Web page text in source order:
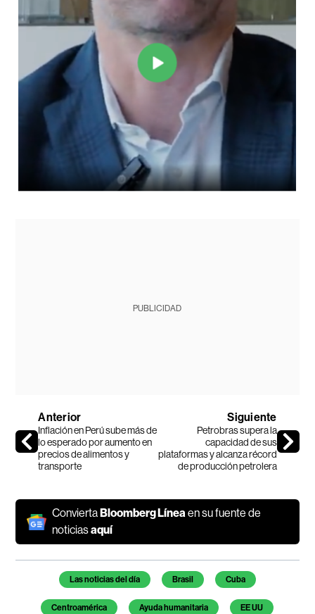
PUBLICIDAD
Anterior
Inflación en Perú sube más de
lo esperado por aumento en
precios de alimentos y
transporte
Siguiente
Petrobras supera la
capacidad de sus
plataformas y alcanza récord
de producción petrolera
Convierta Bloomberg Líneaen su fuente de
noticiasaquí
Temas de este artículo
Las noticias del día Brasil Cuba
Centroamérica Ayuda humanitaria EE UU